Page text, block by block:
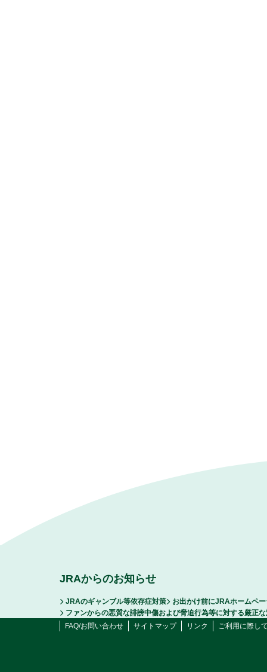
JRAからのお知らせ
JRAのギャンブル等依存症対策
お出かけ前にJRAホームペ
ファンからの悪質な誹謗中傷および脅迫行為等に対する厳正
FAQ/お問い合わせ
サイトマップ リンク ご利用に際し